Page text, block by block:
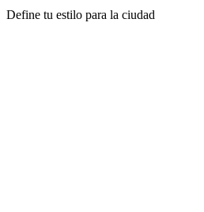
Define tu estilo para la ciudad